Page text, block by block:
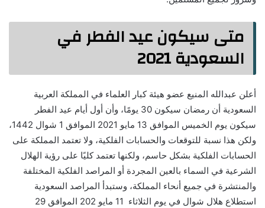
متى سيكون عيد الفطر في
السعودية 2021
أعلن عبدالله المنيع عضو هيئة كبار العلماء في المملكة العربية
السعودية أن رمضان سيكون 30 يومًا، وأن أول أيام عيد الفطر
سيكون يوم الخميس الموافق 13 مايو 2021 الموافق 1 شوال 1442،
ولكن هذا نسبة للتوقعات والحسابات الفلكية، ولا تعتمد المملكة على
الحسابات الفلكية بشكل حاسم، ولكنها تعتمد كليًا على رؤية الهلال
الشرعية في السماء بالعين المجردة أو المراصد الفلكية المختلفة
والمنتشرة في جميع أنحاء المملكة، وستبدأ المراصد السعودية
استطلاع هلال شوال في يوم الثلاثاء 11 مايو 202 الموافق 29